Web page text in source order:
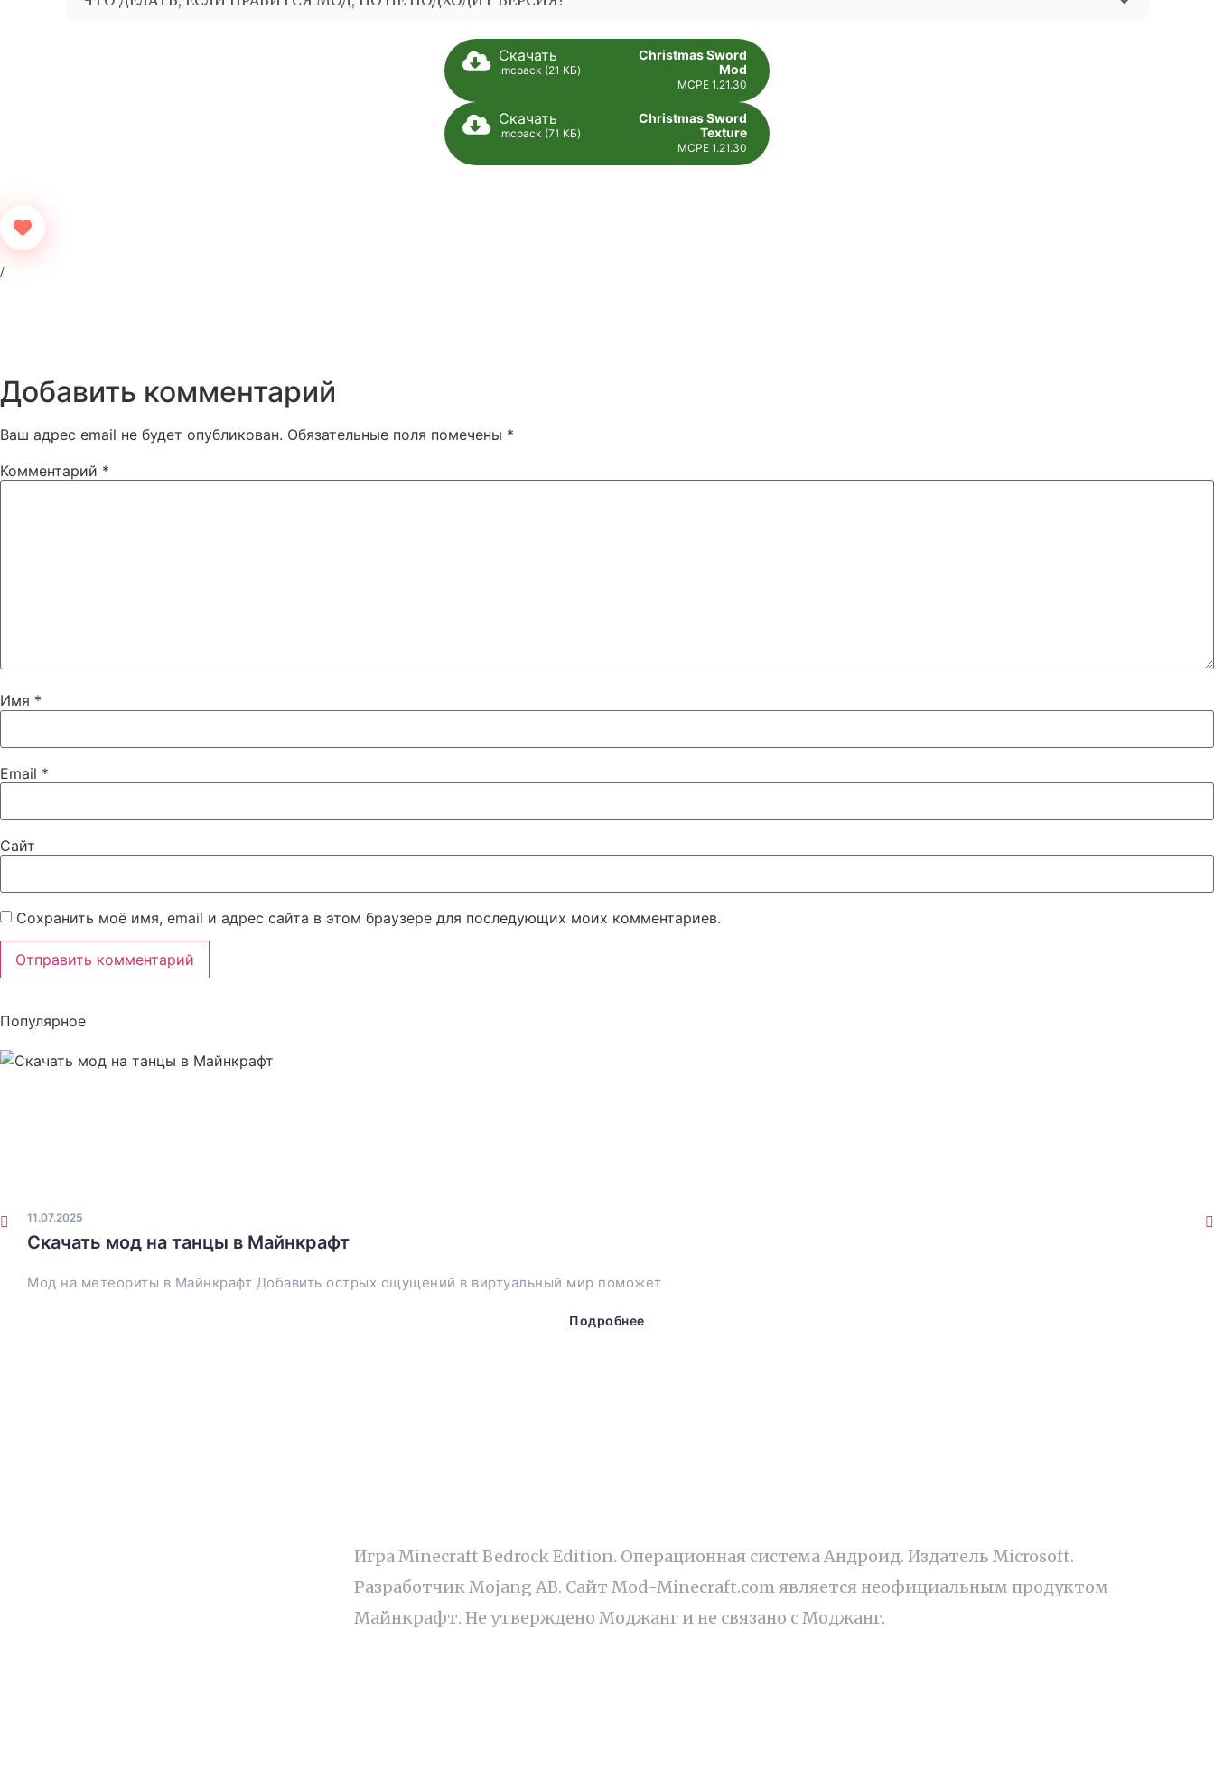
Скачать
.mcpack (21 КБ)
Сhristmas Sword
Mod
MCPE 1.21.30
Скачать
.mcpack (71 КБ)
Сhristmas Sword
Texture
MCPE 1.21.30
Добавить комментарий
Ваш адрес email не будет опубликован. Обязательные поля помечены *
Комментарий *
Имя *
Email *
Сайт
Сохранить моё имя, email и адрес сайта в этом браузере для последующих моих комментариев.
Популярное
Скачать мод на танцы в Майнкрафт
Мод на метеориты в Майнкрафт Добавить острых ощущений в виртуальный мир поможет
Подробнее
11.07.2025
Игра Minecraft Bedrock Edition. Операционная система Андроид. Издатель Microsoft.
Разработчик Mojang AB. Сайт Mod-Minecraft.com является неофициальным продуктом
Майнкрафт. Не утверждено Моджанг и не связано с Моджанг.